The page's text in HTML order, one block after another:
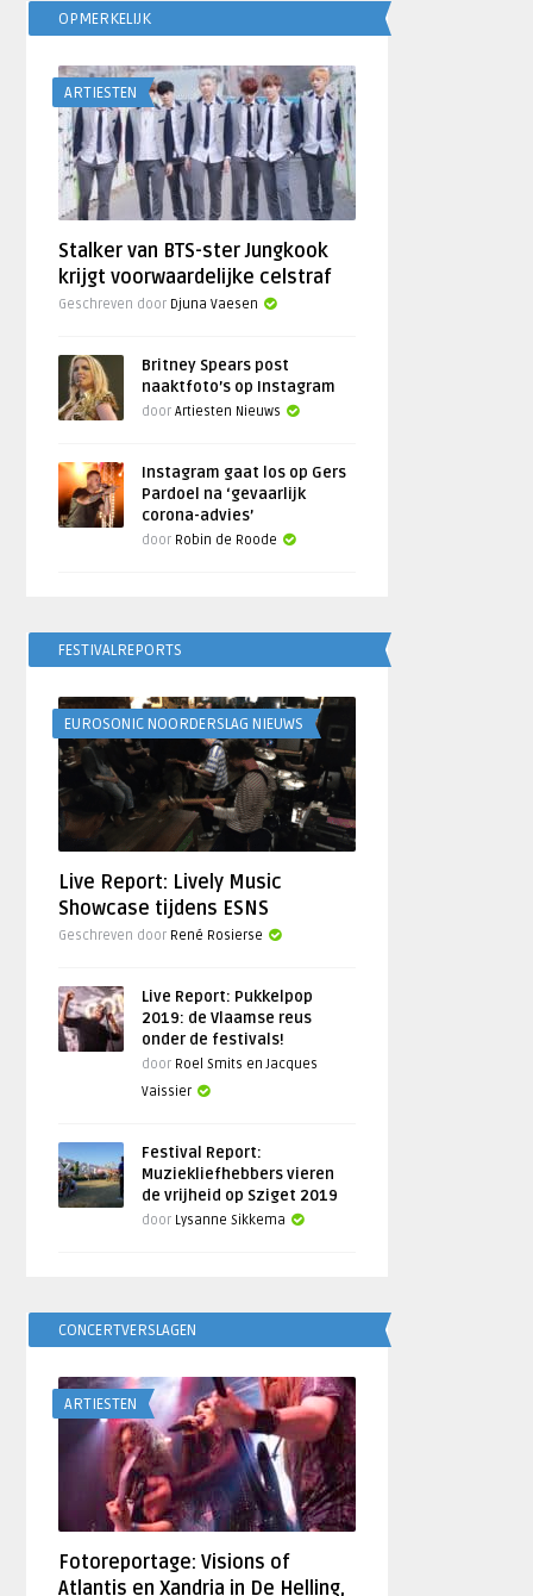
OPMERKELIJK
ARTIESTEN
Stalker van BTS-ster Jungkook
krijgt voorwaardelijke celstraf
Geschreven door Djuna Vaesen
Britney Spears post
naaktfoto’s op Instagram
doorArtiesten Nieuws
Instagram gaat los op Gers
Pardoel na ‘gevaarlijk
corona-advies’
door Robin de Roode
FESTIVALREPORTS
EUROSONIC NOORDERSLAG NIEUWS
Live Report: Lively Music
Showcase tijdens ESNS
Geschreven door René Rosierse
Live Report: Pukkelpop
2019: de Vlaamse reus
onder de festivals!
door Roel Smits en Jacques
Vaissier
Festival Report:
Muziekliefhebbers vieren
de vrijheid op Sziget 2019
door Lysanne Sikkema
CONCERTVERSLAGEN
ARTIESTEN
Fotoreportage: Visions of
Atlantis en Xandria in De Helling,